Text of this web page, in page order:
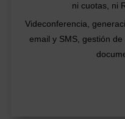
ni cuotas, ni
Videconferencia,
email y SMS, gestión